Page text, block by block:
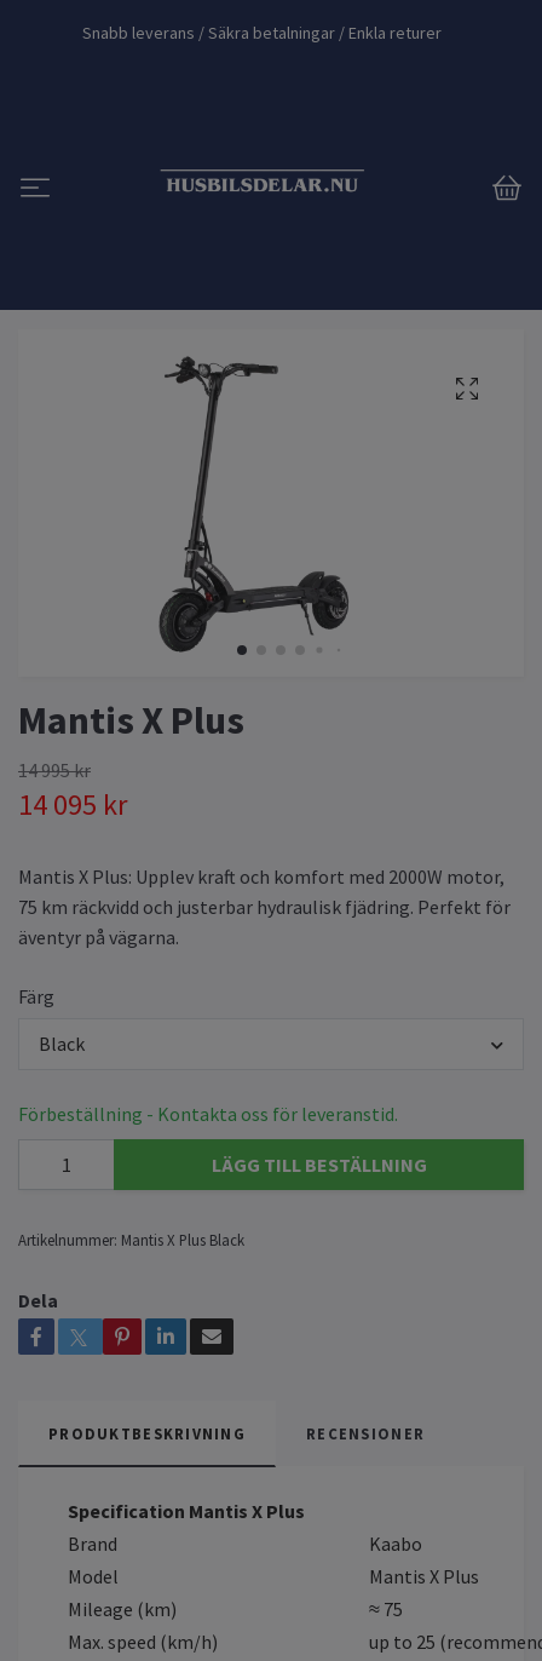
Snabb leverans / Säkra betalningar / Enkla returer
Mantis X Plus
14 995 kr
14 095 kr
Mantis X Plus: Upplev kraft och komfort med 2000W motor,
75 km räckvidd och justerbar hydraulisk fjädring. Perfekt för
äventyr på vägarna.
Färg
Black
Förbeställning - Kontakta oss för leveranstid.
LÄGG TILL BESTÄLLNING
Artikelnummer: Mantis X Plus Black
Dela
PRODUKTBESKRIVNING RECENSIONER
Specification Mantis X Plus
Brand
Kaabo
Model
Mantis X Plus
Mileage (km)
≈ 75
Max. speed (km/h)
up to 25